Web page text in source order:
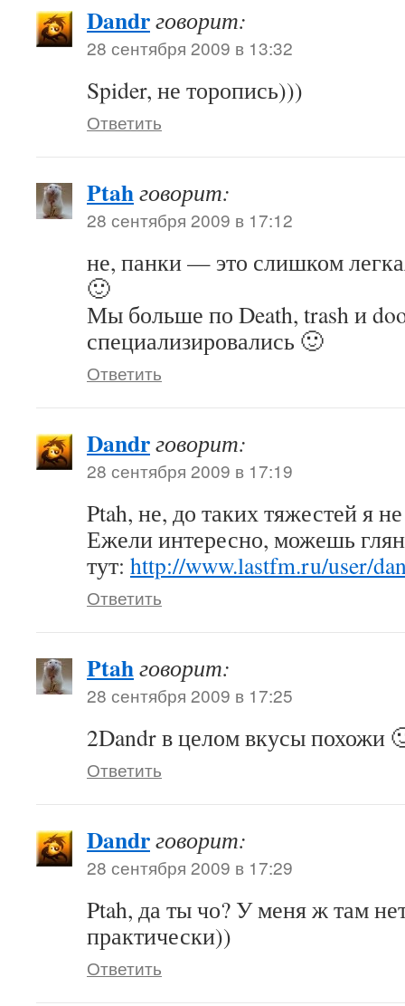
Dandrговорит:
28 сентября 2009 в 13:32
Spider, не торопись)))
Ответить
Ptahговорит:
28 сентября 2009 в 17:12
не, панки — это слишком
🙂
Мы больше по Death, trash и
специализировались 🙂
Ответить
Dandrговорит:
28 сентября 2009 в 17:19
Ptah, не, до таких тяжестей я
Ежели интересно, можешь
тут: http://www.lastfm.ru/user/
Ответить
Ptahговорит:
28 сентября 2009 в 17:25
2Dandr в целом вкусы похожи
Ответить
Dandrговорит:
28 сентября 2009 в 17:29
Ptah, да ты чо? У меня ж там
практически))
Ответить